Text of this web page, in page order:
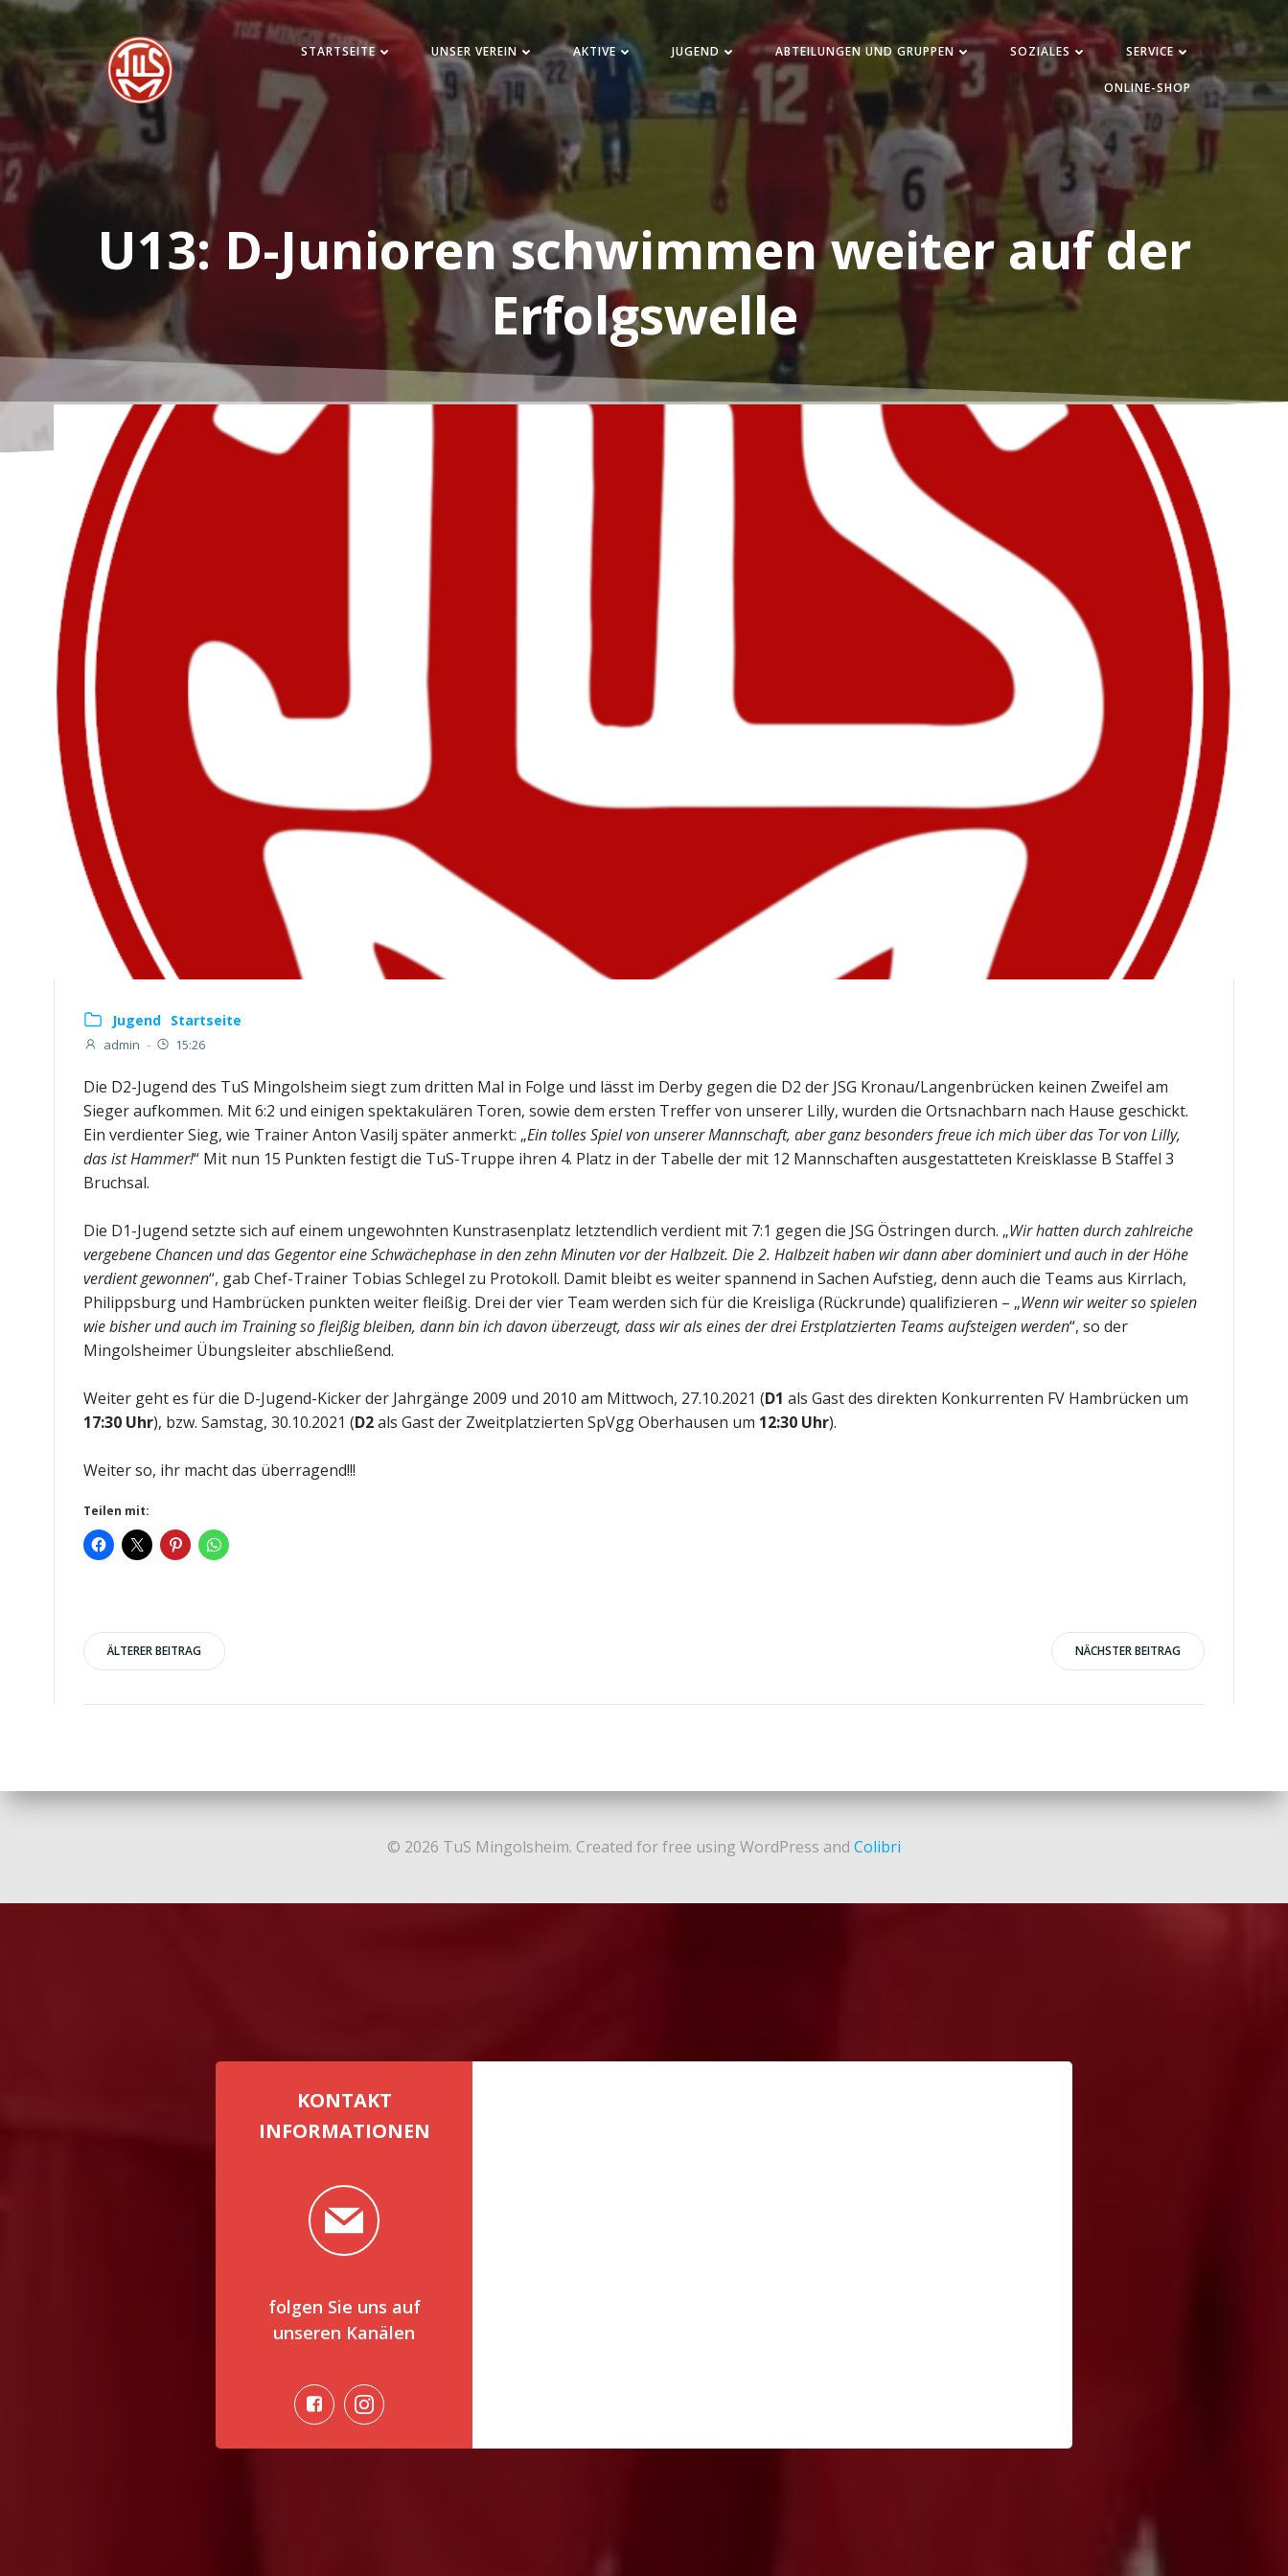
Zum
springen
STARTSEITE UNSER VEREIN AKTIVE JUGEND ABTEILUNGEN UND GRUPPEN SOZIALES SERVICE
ONLINE-SHOP
U13: D-Junioren schwimmen weiter auf der
Erfolgswelle
Jugend Startseite
admin - 15:26
Die D2-Jugend des TuS Mingolsheim siegt zum dritten Mal in Folge und lässt im Derby gegen die D2 der JSG Kronau/Langenbrücken keinen Zweifel am
Sieger aufkommen. Mit 6:2 und einigen spektakulären Toren, sowie dem ersten Treffer von unserer Lilly, wurden die Ortsnachbarn nach Hause geschickt.
Ein verdienter Sieg, wie Trainer Anton Vasilj später anmerkt: „Ein tolles Spiel von unserer Mannschaft, aber ganz besonders freue ich mich über das Tor von Lilly,
das ist Hammer!“ Mit nun 15 Punkten festigt die TuS-Truppe ihren 4. Platz in der Tabelle der mit 12 Mannschaften ausgestatteten Kreisklasse B Staffel 3
Bruchsal.
Die D1-Jugend setzte sich auf einem ungewohnten Kunstrasenplatz letztendlich verdient mit 7:1 gegen die JSG Östringen durch. „Wir hatten durch zahlreiche
vergebene Chancen und das Gegentor eine Schwächephase in den zehn Minuten vor der Halbzeit. Die 2. Halbzeit haben wir dann aber dominiert und auch in der Höhe
verdient gewonnen“, gab Chef-Trainer Tobias Schlegel zu Protokoll. Damit bleibt es weiter spannend in Sachen Aufstieg, denn auch die Teams aus Kirrlach,
Philippsburg und Hambrücken punkten weiter fleißig. Drei der vier Team werden sich für die Kreisliga (Rückrunde) qualifizieren – „Wenn wir weiter so spielen
wie bisher und auch im Training so fleißig bleiben, dann bin ich davon überzeugt, dass wir als eines der drei Erstplatzierten Teams aufsteigen werden“, so der
Mingolsheimer Übungsleiter abschließend.
Weiter geht es für die D-Jugend-Kicker der Jahrgänge 2009 und 2010 am Mittwoch, 27.10.2021 (D1 als Gast des direkten Konkurrenten FV Hambrücken um
17:30 Uhr), bzw. Samstag, 30.10.2021 (D2als Gast der Zweitplatzierten SpVgg Oberhausen um 12:30 Uhr).
Weiter so, ihr macht das überragend!!!
Teilen mit:
Post
navigation
ÄLTERER BEITRAG
navigation
NÄCHSTER BEITRAG
© 2026 TuS Mingolsheim. Created for free using WordPress and Colibri
KONTAKT
INFORMATIONEN
folgen Sie uns auf
unseren Kanälen